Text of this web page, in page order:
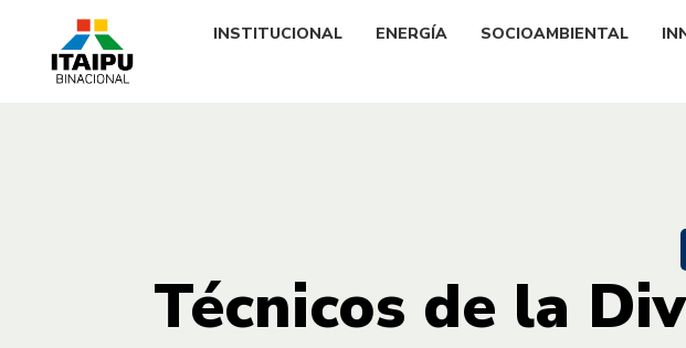
INSTITUCIONAL ENERGÍA SOCIOAMBIENTAL
Técnicos de la